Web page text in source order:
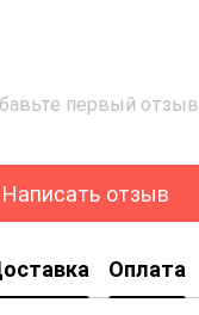
первый отзыв
Написать отзыв
Оплата